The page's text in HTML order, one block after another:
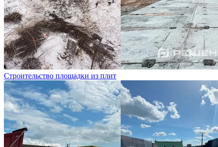
Строительство площадки из плит